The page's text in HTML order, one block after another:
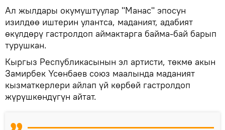
Ал жылдары окумуштуулар "Манас" эпосун
изилдөө иштерин улантса, маданият, адабият
өкүлдөрү гастролдоп аймактарга байма-бай барып
турушкан.
Кыргыз Республикасынын эл артисти, төкмө акын
Замирбек Үсөнбаев союз маалында маданият
кызматкерлери айлап үй көрбөй гастролдоп
жүрүшкөндүгүн айтат.